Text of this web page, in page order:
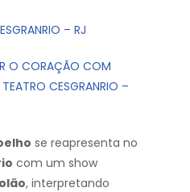
– RJ
O CORAÇÃO COM
CESGRANRIO –
se reapresenta no
com um show
, interpretando